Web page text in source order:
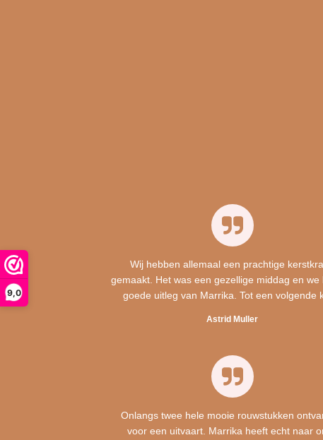
9,0
Wij hebben allemaal een prachtige
gemaakt. Het was een gezellige middag en we
goede uitleg van Marrika. Tot een volgende
Astrid Muller
Onlangs twee hele mooie rouwstukken
voor een uitvaart. Marrika heeft echt naar